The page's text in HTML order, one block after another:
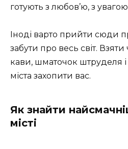
готують з любов’ю, з
Іноді варто прийти сюди
забути про весь світ.
кави, шматочок штруделя
міста захопити вас.
Як знайти
місті